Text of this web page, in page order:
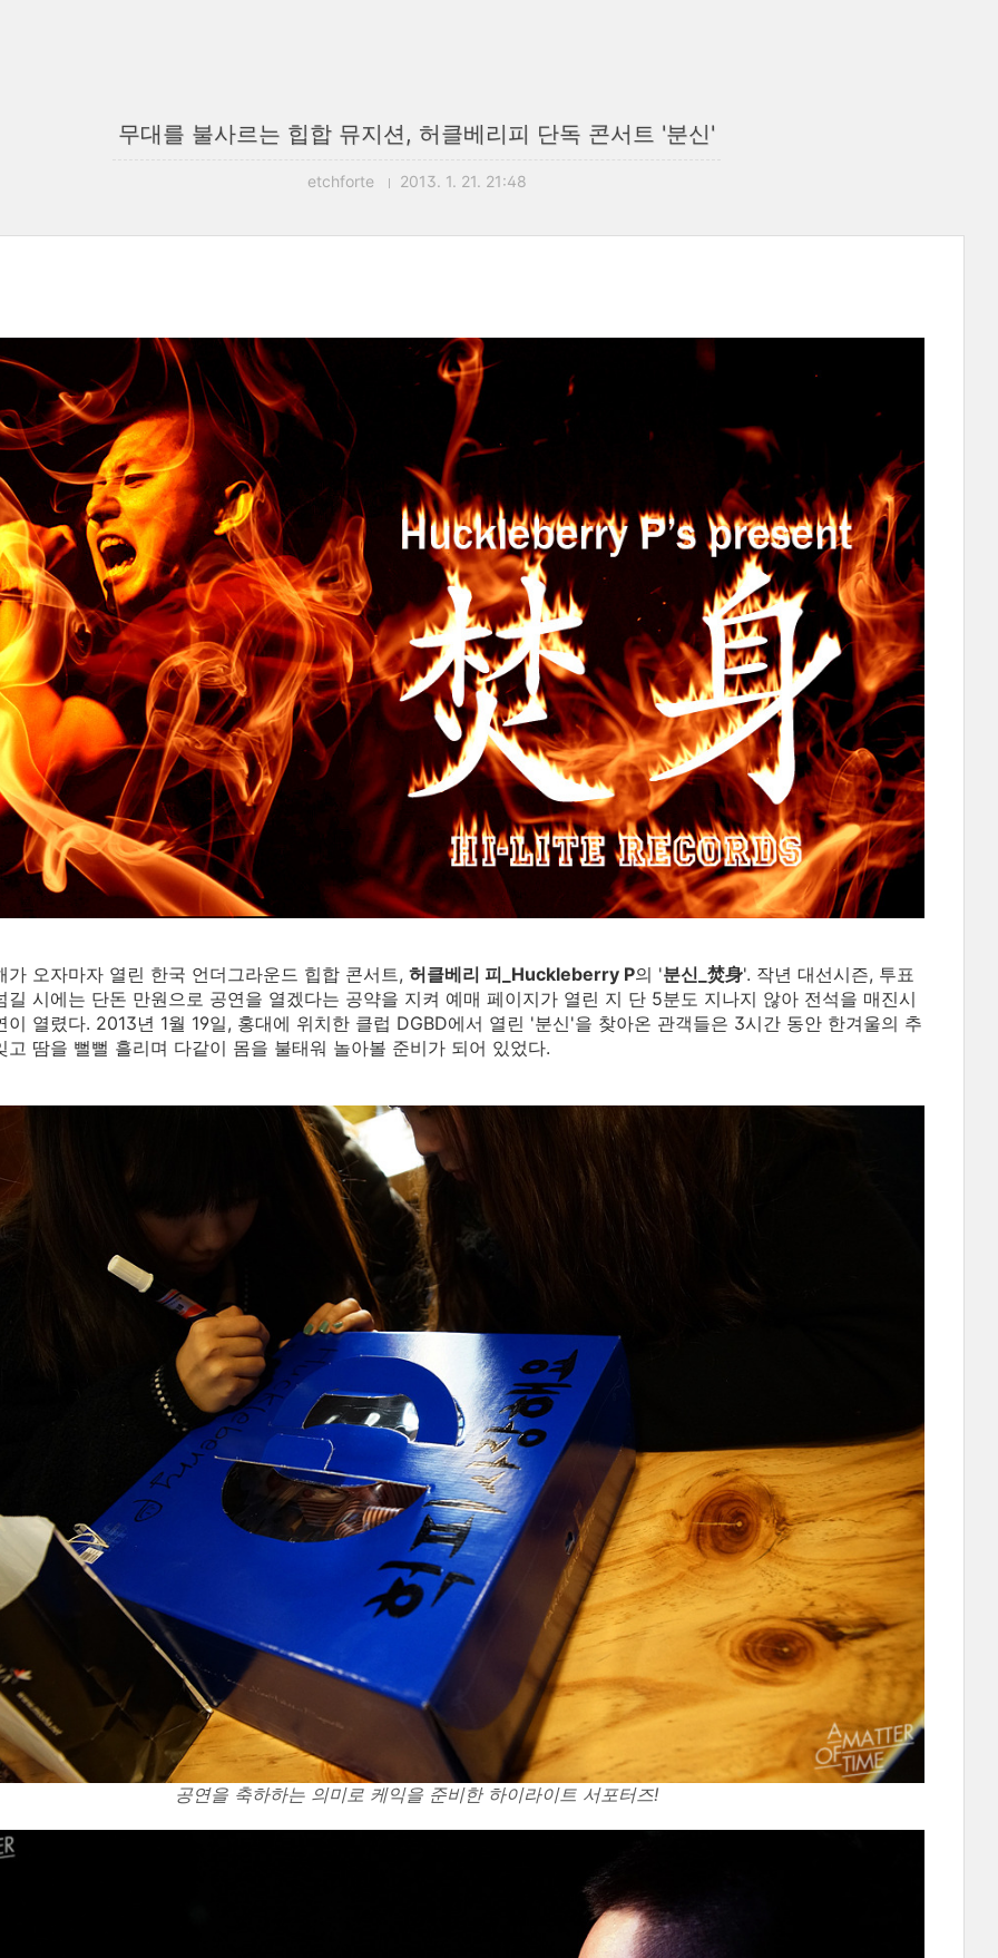
무대를 불사르는 힙합 뮤지션, 허클베리피 단독 콘서트 '분신'
etchforte 2013. 1. 21. 21:48
가 오자마자 열린 한국 언더그라운드 힙합 콘서트, 허클베리 피_Huckleberry P의 '분신_焚身'. 작년 대선시즌, 투표
길 시에는 단돈 만원으로 공연을 열겠다는 공약을 지켜 예매 페이지가 열린 지 단 5분도 지나지 않아 전석을 매진시
이 열렸다. 2013년 1월 19일, 홍대에 위치한 클럽 DGBD에서 열린 '분신'을 찾아온 관객들은 3시간 동안 한겨울의 추
고 땀을 뻘뻘 흘리며 다같이 몸을 불태워 놀아볼 준비가 되어 있었다.
공연을 축하하는 의미로 케익을 준비한 하이라이트 서포터즈!